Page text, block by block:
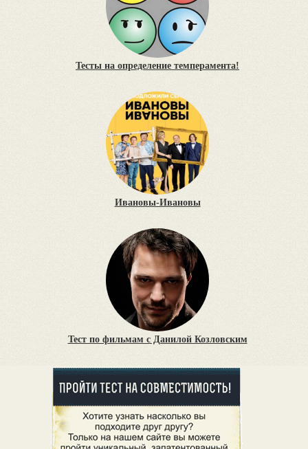
Тесты на определение темперамента!
Ивановы-Ивановы
Тест по фильмам с Данилой Козловским